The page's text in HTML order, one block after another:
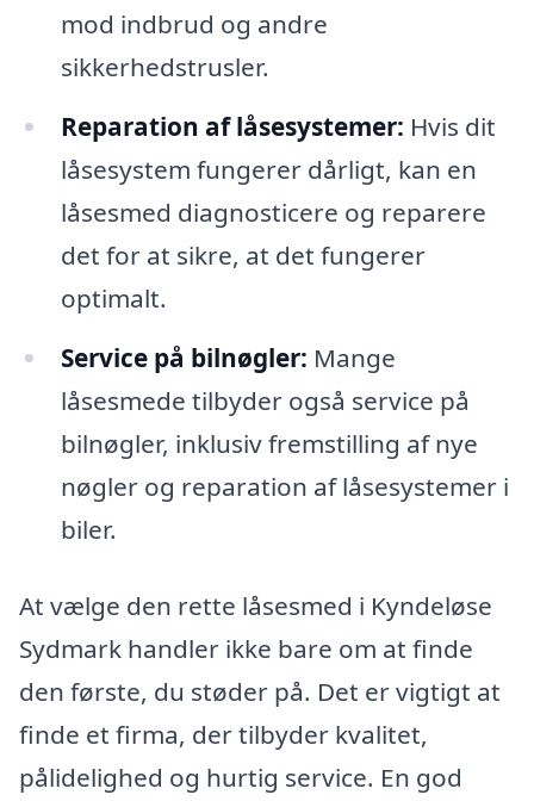
mod indbrud og andre
sikkerhedstrusler.
Reparation af låsesystemer: Hvis dit
låsesystem fungerer dårligt, kan en
låsesmed diagnosticere og reparere
det for at sikre, at det fungerer
optimalt.
Service på bilnøgler: Mange
låsesmede tilbyder også service på
bilnøgler, inklusiv fremstilling af nye
nøgler og reparation af låsesystemer i
biler.
At vælge den rette låsesmed i Kyndeløse
Sydmark handler ikke bare om at finde
den første, du støder på. Det er vigtigt at
finde et firma, der tilbyder kvalitet,
pålidelighed og hurtig service. En god